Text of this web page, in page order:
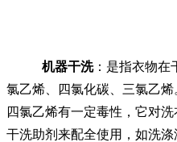
机器干洗：是指衣物在
氯乙烯、四氯化碳、三氯乙
四氯乙烯有一定毒性，它对
干洗助剂来配全使用，如洗